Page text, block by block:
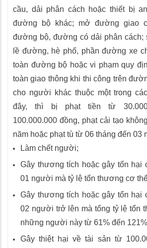
cầu, dải phân cách hoặc thiết bị
đường bộ khác; mở đường giao
đường bộ, đường có dải phân cách;
lề đường, hè phố, phần đường xe
toàn đường bộ hoặc vi phạm quy
toàn giao thông khi thi công trên
cho người khác thuộc một trong
đây, thì bị phạt tiền từ
100.000.000 đồng, phạt cải tạo
năm hoặc phạt tù từ 06 tháng đến 03
Làm chết người;
Gây thương tích hoặc gây tổn hại
01 người mà tỷ lệ tổn thương cơ
Gây thương tích hoặc gây tổn hại
02 người trở lên mà tổng tỷ lệ tổn
những người này từ 61% đến
Gây thiệt hại về tài sản từ